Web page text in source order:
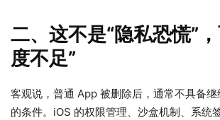
二、这不是“隐私恐慌”
度不足”
客观说，普通 App 被删除后，通常不具备
的条件。iOS 的权限管理、沙盒机制、系统